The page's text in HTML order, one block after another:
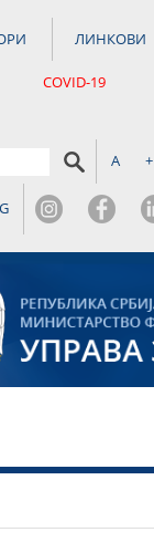
ЛИНКОВИ
COVID-19
A +